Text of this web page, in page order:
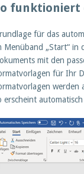
funktioniert
für das
Menüband „Start“ in
mit den
für Ihr
werden
erscheint